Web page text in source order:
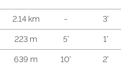
2.14 km - 3'
223 m 5' 1'
639 m 10' 2'